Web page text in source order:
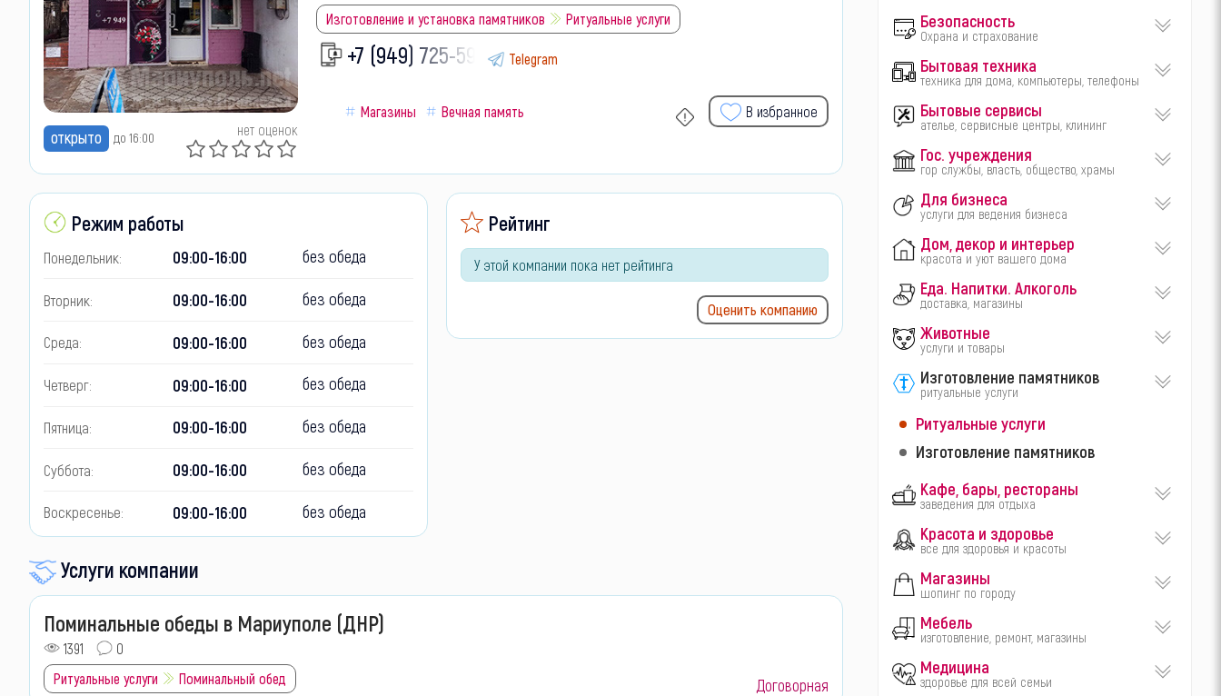
открыто до 16:00 нет оценок
Изготовление и установка памятников Ритуальные услуги
+7 (949) 725-59- Telegram
Магазины Вечная память В избранное
Режим работы
Понедельник: 09:00-16:00 без обеда
Вторник: 09:00-16:00 без обеда
Среда: 09:00-16:00 без обеда
Четверг: 09:00-16:00 без обеда
Пятница: 09:00-16:00 без обеда
Суббота: 09:00-16:00 без обеда
Воскресенье: 09:00-16:00 без обеда
Рейтинг
У этой компании пока нет рейтинга
Оценить компанию
Услуги компании
Поминальные обеды в Мариуполе (ДНР)
1391
0
Ритуальные услуги
Поминальный обед Договорная
Безопасность
Охрана и страхование
Бытовая техника
техника для дома, компьютеры, телефоны
Бытовые сервисы
ателье, сервисные центры, клининг
Гос. учреждения
гор службы, власть, общество, храмы
Для бизнеса
услуги для ведения бизнеса
Дом, декор и интерьер
красота и уют вашего дома
Еда. Напитки. Алкоголь
доставка, магазины
Животные
услуги и товары
Изготовление памятников
ритуальные услуги
Ритуальные услуги
Изготовление памятников
Кафе, бары, рестораны
заведения для отдыха
Красота и здоровье
все для здоровья и красоты
Магазины
шопинг по городу
Мебель
изготовление, ремонт, магазины
Медицина
здоровье для всей семьи